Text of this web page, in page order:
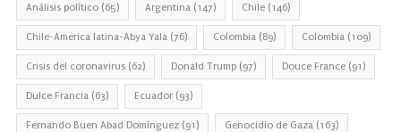
Análisis político (65) Argentina (147) Chile (146)
Chile-America latina-Abya Yala (76) Colombia (89) Colombia (109)
Crisis del coronavirus (62) Donald Trump (97) Douce France (91)
Dulce Francia (63) Ecuador (93)
Fernando Buen Abad Domínguez (91) Genocidio de Gaza (163)